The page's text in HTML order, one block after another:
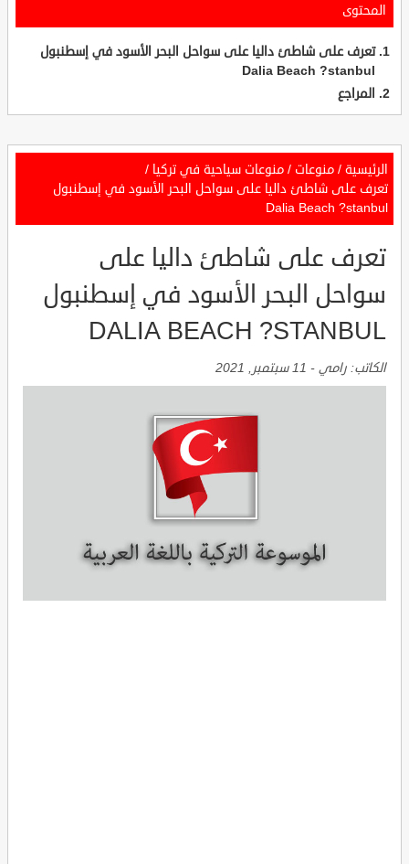
المحتوى
تعرف على شاطئ داليا على سواحل البحر الأسود في إسطنبول
Dalia Beach ?stanbul
المراجع
الرئيسية / منوعات / منوعات سياحية في تركيا /
تعرف على شاطئ داليا على سواحل البحر الأسود في إسطنبول
Dalia Beach ?stanbul
تعرف على شاطئ داليا على
سواحل البحر الأسود في إسطنبول
DALIA BEACH ?STANBUL
الكاتب: رامي - 11 سبتمبر, 2021